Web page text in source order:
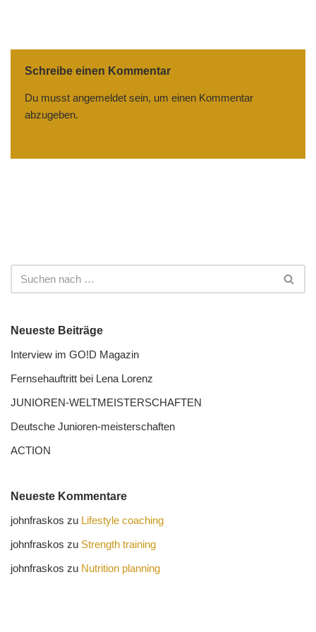
Schreibe einen Kommentar
Du musst angemeldet sein, um einen Kommentar
abzugeben.
Neueste Beiträge
Interview im GO!D Magazin
Fernseh­auftritt bei Lena Lorenz
JUNIOREN-WELTMEISTER­SCHAFTEN
Deutsche Junioren-meister­schaften
ACTION
Neueste Kommentare
johnfraskos zu Lifestyle coaching
johnfraskos zu Strength training
johnfraskos zu Nutrition planning